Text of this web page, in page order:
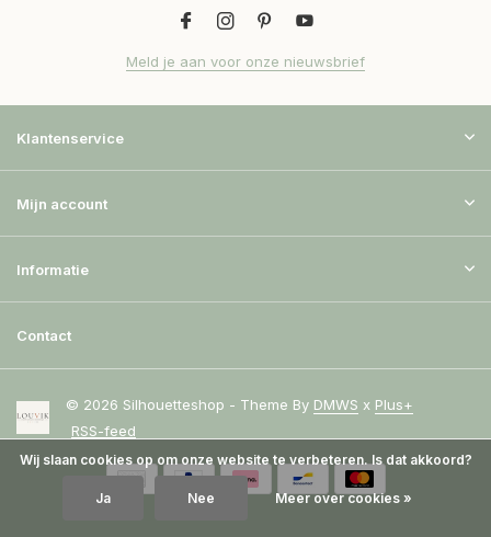
Meld je aan voor onze nieuwsbrief
Klantenservice
Mijn account
Informatie
Contact
© 2026 Silhouetteshop - Theme By DMWS x Plus+
RSS-feed
Wij slaan cookies op om onze website te verbeteren. Is dat akkoord?
Ja Nee Meer over cookies »